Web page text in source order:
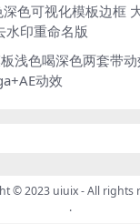
色可视化模板边框
水印重命名版
浅色喝深色两套带
动效
© 2023 uiuix- All rights
.